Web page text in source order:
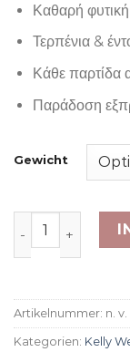
Καθαρή
Τερπένια &
Κάθε παρτίδα
Παράδοση
Gewicht
Cali Orange X
Artikelnummer: n. v.
Kategorien: Kelly